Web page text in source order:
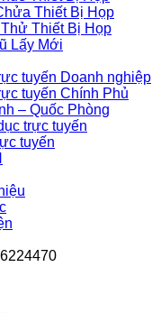
Thiết Bị Họp
Thiết Bị Họp
Lấy Mới
tuyến Doanh nghiệp
tuyến Chính Phủ
– Quốc Phòng
trực tuyến
tuyến